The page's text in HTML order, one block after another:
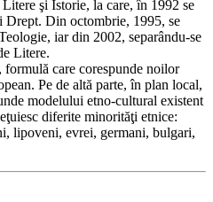
şi Istorie, la care, în 1992 se
Drept. Din octombrie, 1995, se
iar din 2002, separându-se
Litere.
formulă care corespunde noilor
Pe de altă parte, în plan local,
modelului etno-cultural existent
diferite minorităţi etnice:
lipoveni, evrei, germani, bulgari,